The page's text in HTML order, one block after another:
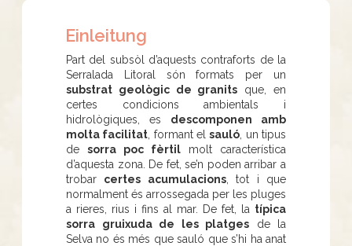
Einleitung
Part del subsòl d’aquests contraforts de la
Serralada Litoral són formats per un
substrat geològic de granits que, en
certes condicions ambientals i
hidrològiques, es descomponen amb
molta facilitat , formant elsauló , un tipus
de sorra poc fèrtil molt característica
d’aquesta zona. De fet, se’n poden arribar a
trobar certes acumulacions, tot i que
normalment és arrossegada per les pluges
a rieres, rius i fins al mar. De fet, la típica
sorra gruixuda de les platges de la
Selva no és més que sauló que s’hi ha anat